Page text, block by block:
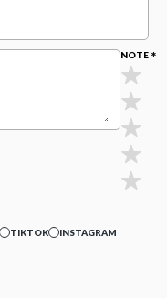
NOTE
TIKTOK
INSTAGRAM